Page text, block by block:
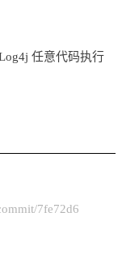
任意代码执行
7fe72d6